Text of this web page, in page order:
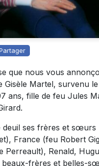
que nous vous
Gisèle Martel, survenu
ans, fille de feu Jules
deuil ses frères et sœurs
France (feu Robert
Perreault), Renald,
beaux-frères et belles-